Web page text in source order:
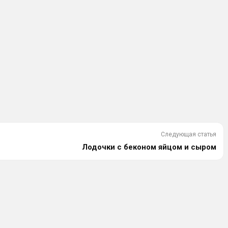
Следующая статья
Лодочки с беконом яйцом и сыром